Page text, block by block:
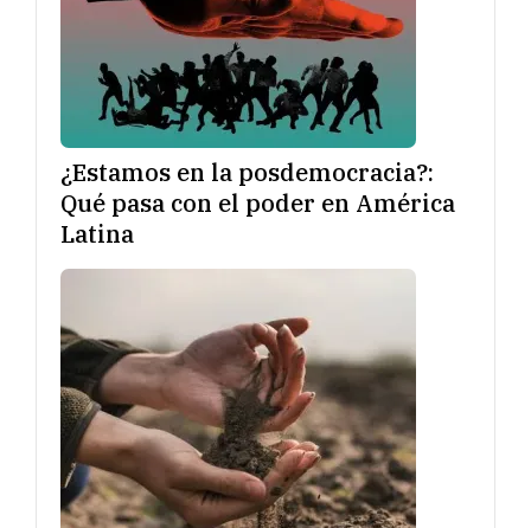
¿Estamos en la posdemocracia?:
Qué pasa con el poder en América
Latina